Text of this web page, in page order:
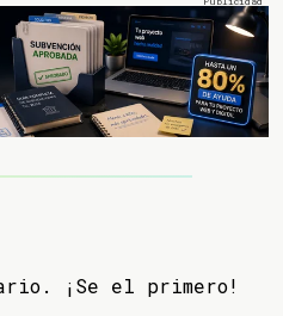
¡Se el primero!